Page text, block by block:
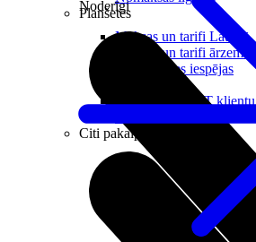
Noderīgi
Maksas un tarifi Latvijā
Maksas un tarifi ārzemēs
LMT Kartes iespējas
Kā kļūt par LMT klientu
Citi pakalpojumi
Planšetes